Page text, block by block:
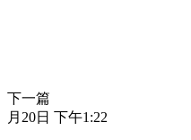
下一篇
月20日 下午1:22